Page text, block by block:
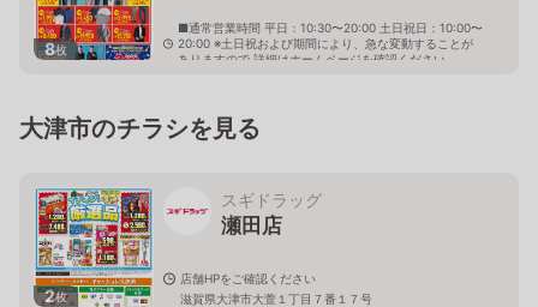
8枚
■通常営業時間 平日：10:30〜20:00 土日祝日：10:00〜
20:00 ※土日祝および期間により、急な変動することが
ありますので 詳細はホームページを確認ください
大津市のチラシを見る
2枚
スギドラッグ
瀬田店
店舗HPをご確認ください
滋賀県大津市大萱１丁目７番１７号